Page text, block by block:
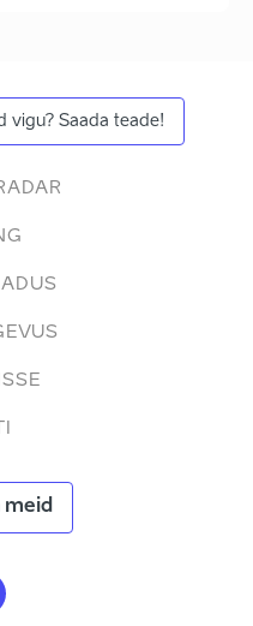
vigu? Saada teade!
meid